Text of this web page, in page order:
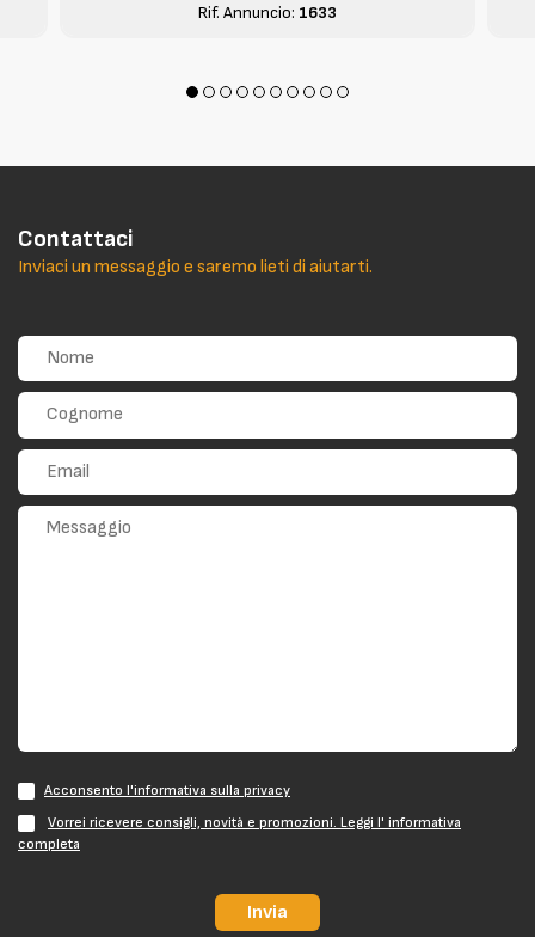
Rif. Annuncio: 1633
Contattaci
Inviaci un messaggio e saremo lieti di aiutarti.
Acconsento l'informativa sulla privacy
Vorrei ricevere consigli, novità e promozioni. Leggi l' informativa
completa
Invia